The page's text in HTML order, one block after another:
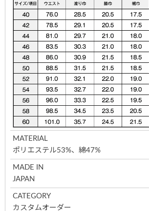
MATERIAL
ポリエステル53%、綿47%
MADE IN
JAPAN
CATEGORY
カスタムオーダー